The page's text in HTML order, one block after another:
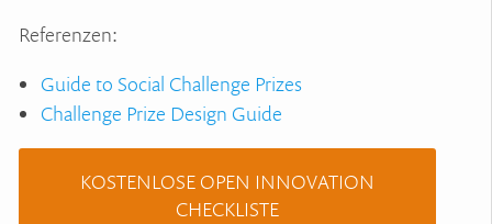
Referenzen:
Guide to Social Challenge Prizes
Challenge Prize Design Guide
KOSTENLOSE OPEN INNOVATION
CHECKLISTE